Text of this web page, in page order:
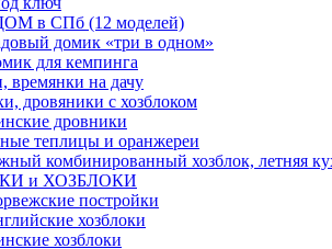
в СПб (12 моделей)
домик «три в одном»
для кемпинга
времянки на дачу
дровяники с хозблоком
дровники
теплицы и оранжереи
комбинированный хозблок, летняя
и ХОЗБЛОКИ
постройки
хозблоки
хозблоки